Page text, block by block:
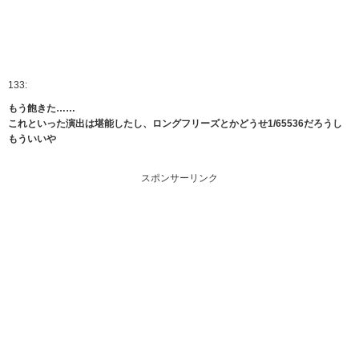
133:
もう飽きた……
これといった演出は堪能したし、ロングフリーズとかどうせ1/65536だろうし
もういいや
スポンサーリンク